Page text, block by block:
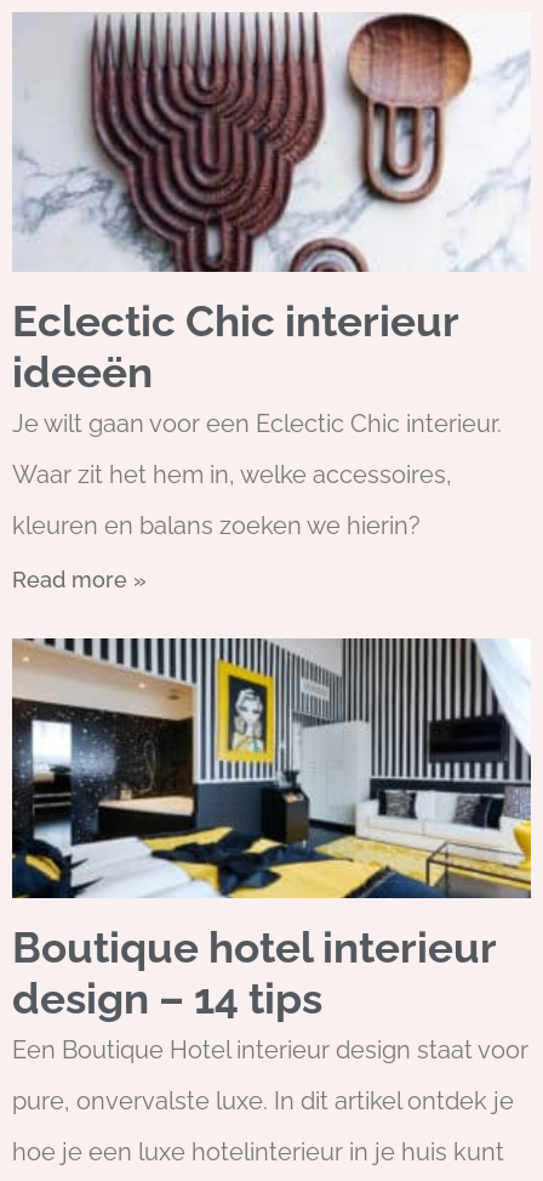
Eclectic Chic interieur
ideeën
Je wilt gaan voor een Eclectic Chic interieur.
Waar zit het hem in, welke accessoires,
kleuren en balans zoeken we hierin?
Read more »
Boutique hotel interieur
design – 14 tips
Een Boutique Hotel interieur design staat voor
pure, onvervalste luxe. In dit artikel ontdek je
hoe je een luxe hotelinterieur in je huis kunt